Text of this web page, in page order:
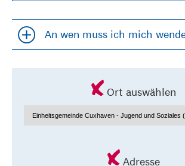
Accordion öfffnen und schließen
An wen muss ich mich
Ort auswählen
Adresse